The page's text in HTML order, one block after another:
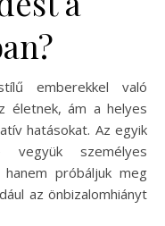
emberekkel való
életnek, ám a helyes
hatásokat. Az egyik
személyes
próbáljuk meg
az önbizalomhiányt